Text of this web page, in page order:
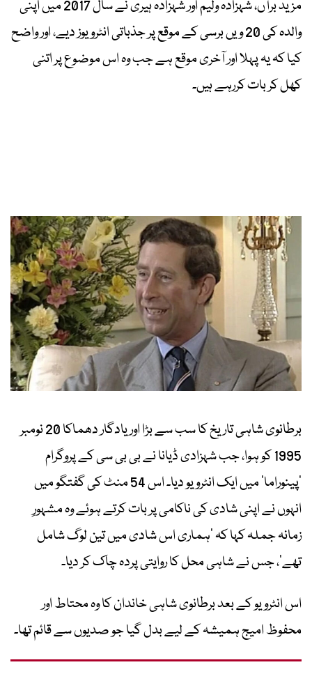
مزید برآں، شہزادہ ولیم اور شہزادہ ہیری نے سال 2017 میں اپنی
والدہ کی 20 ویں برسی کے موقع پر جذباتی انٹرویوز دیے، اور واضح
کیا کہ یہ پہلا اور آخری موقع ہے جب وہ اس موضوع پر اتنی
کھل کر بات کررہے ہیں۔
برطانوی شاہی تاریخ کا سب سے بڑا اور یادگار دھماکا 20 نومبر
1995 کو ہوا، جب شہزادی ڈیانا نے بی بی سی کے پروگرام
’پینوراما‘ میں ایک انٹرویو دیا۔ اس 54 منٹ کی گفتگو میں
انہوں نے اپنی شادی کی ناکامی پر بات کرتے ہوئے وہ مشہورِ
زمانہ جملہ کہا کہ ’ہماری اس شادی میں تین لوگ شامل
تھے‘، جس نے شاہی محل کا روایتی پردہ چاک کر دیا۔
اس انٹرویو کے بعد برطانوی شاہی خاندان کا وہ محتاط اور
محفوظ امیج ہمیشہ کے لیے بدل گیا جو صدیوں سے قائم تھا۔